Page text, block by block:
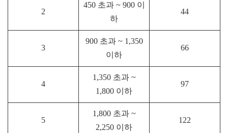
2
450 초과 ~ 900 이
하
44
3
900 초과 ~ 1,350
이하
66
4
1,350 초과 ~
1,800 이하
97
5
1,800 초과 ~
2,250 이하
122